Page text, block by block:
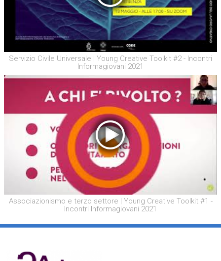
Servizio Civile Universale | Young Creative Toolkit #2 - Incontri
Informagiovani 2021
Associazionismo e terzo settore | Young Creative Toolkit #1 -
Incontri Informagiovani 2021